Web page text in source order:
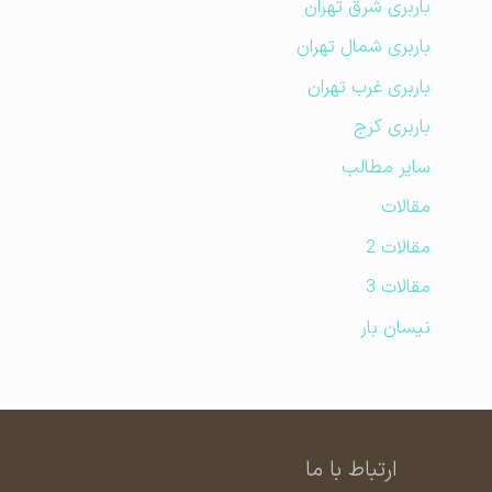
باربری شرق تهران
باربری شمال تهران
باربری غرب تهران
باربری کرج
سایر مطالب
مقالات
مقالات 2
مقالات 3
نیسان بار
ارتباط با ما